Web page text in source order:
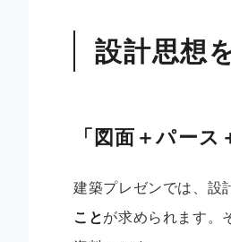
設計思想
「図面＋パー
建築プレゼンでは、設
ことが求められます。